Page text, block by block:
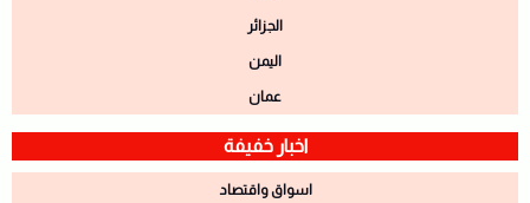
الجزائر
اليمن
عمان
اخبار خفيفة
اسواق واقتصاد